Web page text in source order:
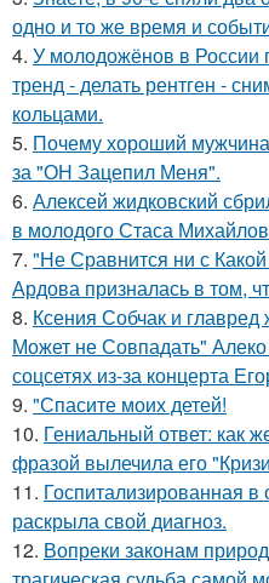
одно и то же время и
4. У молодожёнов в
тренд - делать рентген -
кольцами.
5. Почему хороший мужчина
за "ОН Зацепил Меня".
6. Алексей жидковский
в молодого Стаса
7. "Не Сравнится ни с
Ардова призналась в том,
8. Ксения Собчак и
Может не Совпадать"
соцсетях из-за концерта
9. "Спасите моих детей!
10. Гениальный ответ: как
фразой вылечила его
11. Госпитализированная в
раскрыла свой диагноз.
12. Вопреки законам